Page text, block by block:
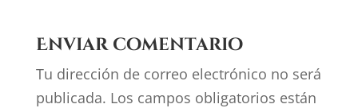
Enviar comentario
Tu dirección de correo electrónico no será
publicada. Los campos obligatorios están